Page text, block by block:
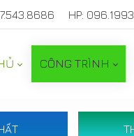
HP:
CÔNG TRÌNH